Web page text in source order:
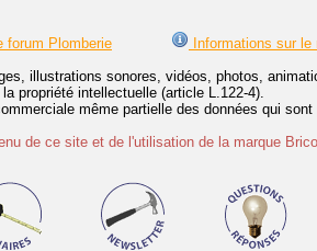
forum Plomberie Informations sur
illustrations sonores, vidéos, photos,
propriété intellectuelle (article L.122-4).
même partielle des données qui
de ce site et de l'utilisation de la marque